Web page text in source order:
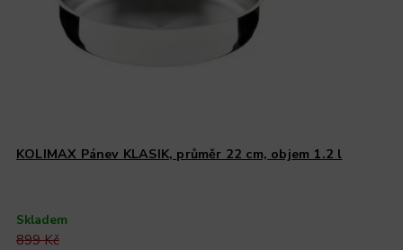
KOLIMAX Pánev KLASIK, průměr 22 cm, objem 1.2 l
Skladem
899 Kč